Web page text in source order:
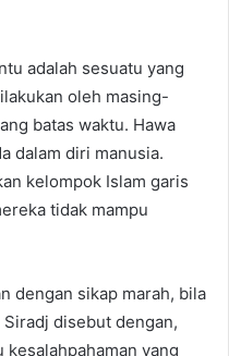
adalah sesuatu yang
oleh masing-
batas waktu. Hawa
dalam diri manusia.
kelompok Islam garis
tidak mampu
dengan sikap marah, bila
disebut dengan,
kesalahpahaman yang